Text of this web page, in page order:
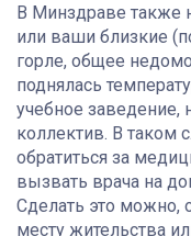
В Минздраве также
или ваши близкие
горле, общее
поднялась
учебное заведение,
коллектив. В таком
обратиться за
вызвать врача на
Сделать это можно,
месту жительства